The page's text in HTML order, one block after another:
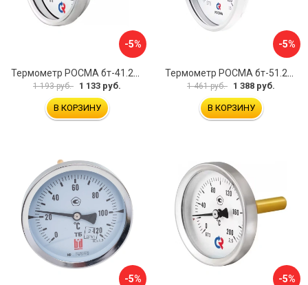
-5%
1 193 руб. 1 133 руб.
В КОРЗИНУ
-5%
1 461 руб. 1 388 руб.
В КОРЗИНУ
-5% -5%